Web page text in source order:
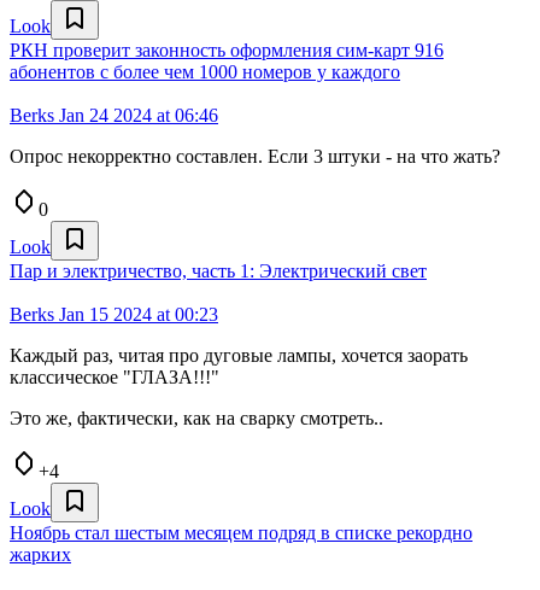
Look
РКН проверит законность оформления сим-карт 916
абонентов с более чем 1000 номеров у каждого
Berks Jan 24 2024 at 06:46
Опрос некорректно составлен. Если 3 штуки - на что жать?
0
Look
Пар и электричество, часть 1: Электрический свет
Berks Jan 15 2024 at 00:23
Каждый раз, читая про дуговые лампы, хочется заорать
классическое "ГЛАЗА!!!"
Это же, фактически, как на сварку смотреть..
+4
Look
Ноябрь стал шестым месяцем подряд в списке рекордно
жарких